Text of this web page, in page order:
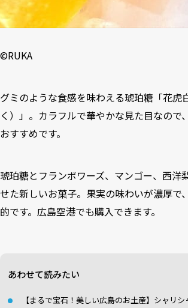
©RUKA
グミのような食感を味わえる琥珀糖「花虎
く）」。カラフルで華やかな見た目なので
おすすめです。
琥珀糖とフランボワーズ、マンゴー、西洋
せた新しいお菓子。果実の味わいが濃厚で
的です。広島空港でも購入できます。
あわせて読みたい
【まるで宝石！美しい広島のお土産】シャリ